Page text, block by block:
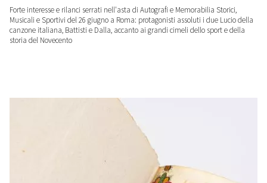
Forte interesse e rilanci serrati nell'asta di Autografi e Memorabilia Storici,
Musicali e Sportivi del 26 giugno a Roma: protagonisti assoluti i due Lucio della
canzone italiana, Battisti e Dalla, accanto ai grandi cimeli dello sport e della
storia del Novecento